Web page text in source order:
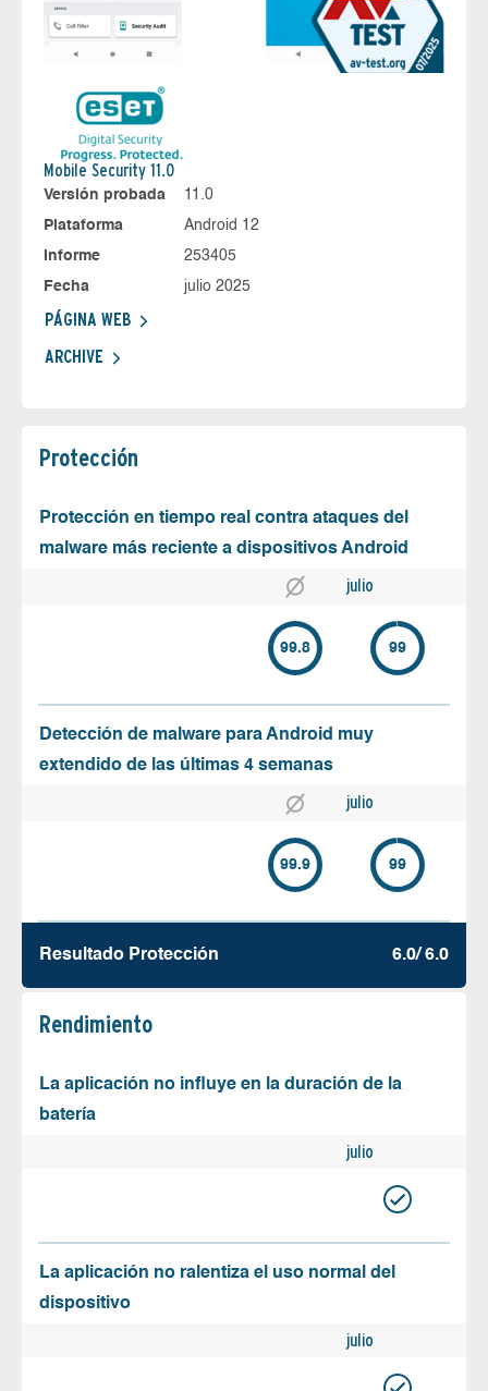
Mobile Security 11.0
Versión probada
11.0
Plataforma
Android 12
Informe
253405
Fecha
julio 2025
PÁGINA WEB
ARCHIVE
Protección
Protección en tiempo real contra ataques del
malware más reciente a dispositivos Android
julio
99.8 99
Detección de malware para Android muy
extendido de las últimas 4 semanas
julio
99.9 99
Resultado Protección 6.0/ 6.0
Rendimiento
La aplicación no influye en la duración de la
batería
julio
La aplicación no ralentiza el uso normal del
dispositivo
julio